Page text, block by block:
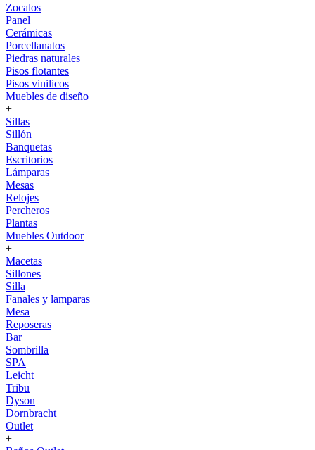
Zocalos
Panel
Cerámicas
Porcellanatos
Piedras naturales
Pisos flotantes
Pisos vinilicos
Muebles de diseño
+
Sillas
Sillón
Banquetas
Escritorios
Lámparas
Mesas
Relojes
Percheros
Plantas
Muebles Outdoor
+
Macetas
Sillones
Silla
Fanales y lamparas
Mesa
Reposeras
Bar
Sombrilla
SPA
Leicht
Tribu
Dyson
Dornbracht
Outlet
+